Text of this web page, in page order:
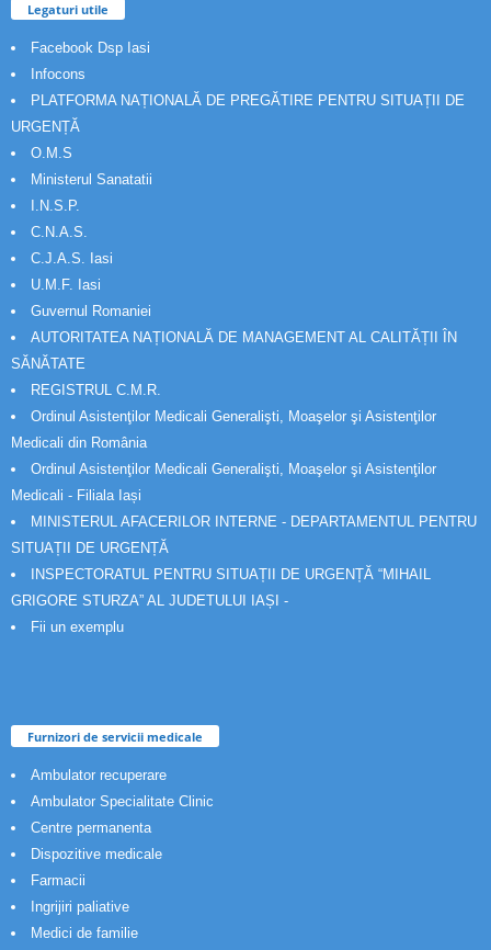
Legaturi utile
Facebook Dsp Iasi
Infocons
PLATFORMA NAȚIONALĂ DE PREGĂTIRE PENTRU SITUAȚII DE
URGENȚĂ
O.M.S
Ministerul Sanatatii
I.N.S.P.
C.N.A.S.
C.J.A.S. Iasi
U.M.F. Iasi
Guvernul Romaniei
AUTORITATEA NAȚIONALĂ DE MANAGEMENT AL CALITĂȚII ÎN
SĂNĂTATE
REGISTRUL C.M.R.
Ordinul Asistenţilor Medicali Generalişti, Moaşelor şi Asistenţilor
Medicali din România
Ordinul Asistenţilor Medicali Generalişti, Moaşelor şi Asistenţilor
Medicali - Filiala Iași
MINISTERUL AFACERILOR INTERNE - DEPARTAMENTUL PENTRU
SITUAȚII DE URGENȚĂ
INSPECTORATUL PENTRU SITUAȚII DE URGENȚĂ “MIHAIL
GRIGORE STURZA” AL JUDETULUI IAȘI -
Fii un exemplu
Furnizori de servicii medicale
Ambulator recuperare
Ambulator Specialitate Clinic
Centre permanenta
Dispozitive medicale
Farmacii
Ingrijiri paliative
Medici de familie